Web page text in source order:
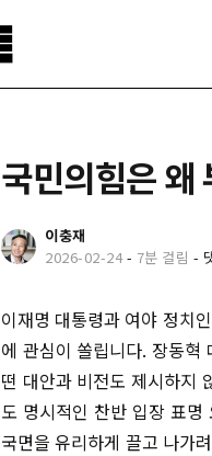
국민의힘은 왜
이충재
2026-02-24- 7분 걸림 -
이재명 대통령과 여야 정치
에 관심이 쏠립니다. 장동혁
떤 대안과 비전도 제시하지
도 명시적인 찬반 입장 표
국면을 유리하게 끌고 나가